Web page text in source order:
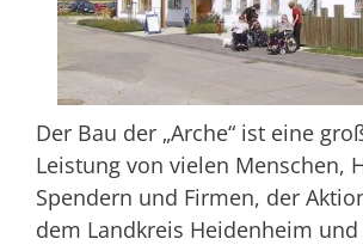
Der Bau der „Arche“ ist eine
Leistung von vielen Menschen,
Spendern und Firmen, der
dem Landkreis Heidenheim